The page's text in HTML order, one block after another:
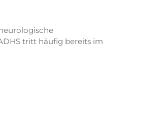
tritt häufig bereits im